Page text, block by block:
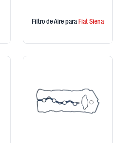
Filtro de Aire paraFiat Siena